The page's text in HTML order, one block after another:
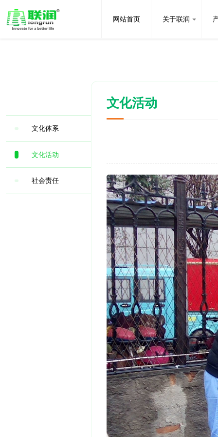
网站首页 关于联润
文化体系
文化活动
社会责任
文化活动